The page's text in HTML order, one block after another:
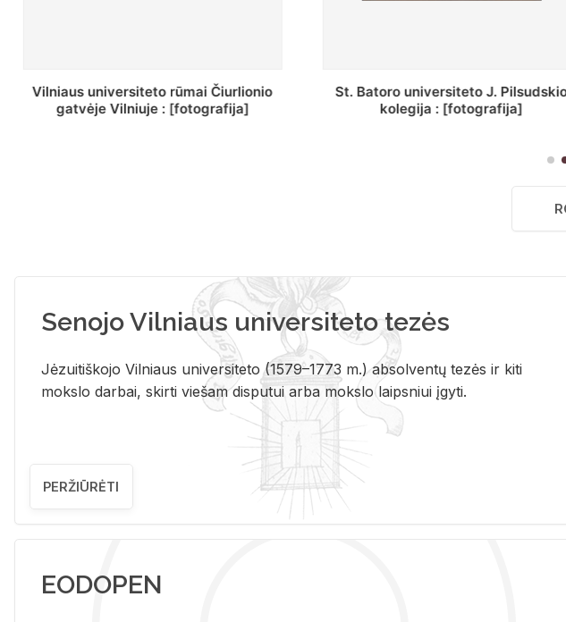
St. Batoro universiteto J. Pilsudskio
kolegija : [fotografija]
[Inventorius ir duomenys apie
bazilijonų vienuolyną, Rečycos pav.]
Senojo Vilniaus universiteto tezės
Jėzuitiškojo Vilniaus universiteto (1579–1773 m.) absolventų tezės ir kiti
mokslo darbai, skirti viešam disputui arba mokslo laipsniui įgyti.
PERŽIŪRĖTI
EODOPEN